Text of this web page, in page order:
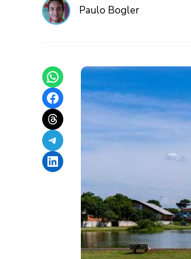
Paulo Bogler
Share on WhatsApp
Share on Facebook
Share on Threads
Share on Telegram
Share on LinkedIn